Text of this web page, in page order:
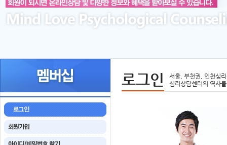
로그인
서울, 부천권, 인천심
심리상담센터의 역사